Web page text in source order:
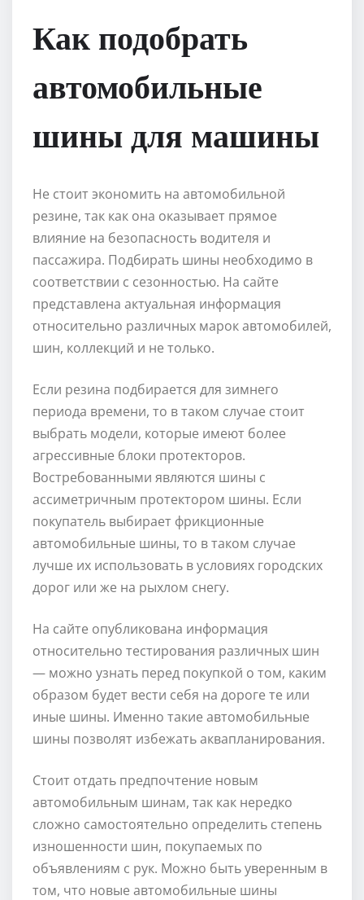
Как подобрать
автомобильные
шины для машины
Не стоит экономить на автомобильной
резине, так как она оказывает прямое
влияние на безопасность водителя и
пассажира. Подбирать шины необходимо в
соответствии с сезонностью. На сайте
представлена актуальная информация
относительно различных марок автомобилей,
шин, коллекций и не только.
Если резина подбирается для зимнего
периода времени, то в таком случае стоит
выбрать модели, которые имеют более
агрессивные блоки протекторов.
Востребованными являются шины с
ассиметричным протектором шины. Если
покупатель выбирает фрикционные
автомобильные шины, то в таком случае
лучше их использовать в условиях городских
дорог или же на рыхлом снегу.
На сайте опубликована информация
относительно тестирования различных шин
— можно узнать перед покупкой о том, каким
образом будет вести себя на дороге те или
иные шины. Именно такие автомобильные
шины позволят избежать аквапланирования.
Стоит отдать предпочтение новым
автомобильным шинам, так как нередко
сложно самостоятельно определить степень
изношенности шин, покупаемых по
объявлениям с рук. Можно быть уверенным в
том, что новые автомобильные шины